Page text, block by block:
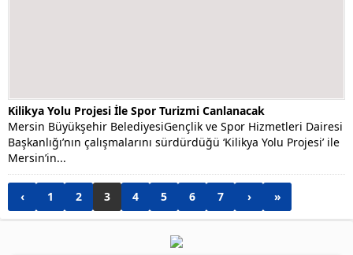
Kilikya Yolu Projesi İle Spor Turizmi Canlanacak
Mersin Büyükşehir BelediyesiGençlik ve Spor Hizmetleri Dairesi
Başkanlığı’nın çalışmalarını sürdürdüğü ‘Kilikya Yolu Projesi’ ile
Mersin’in...
‹ 1 2 3 4 5 6 7 › »